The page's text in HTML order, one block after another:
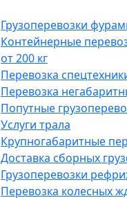
Грузоперевозки
Контейнерные
от 200 кг
Перевозка
Перевозка
Попутные
Услуги трала
Крупногабаритные
Доставка сборных
Грузоперевозки
Перевозка колесных